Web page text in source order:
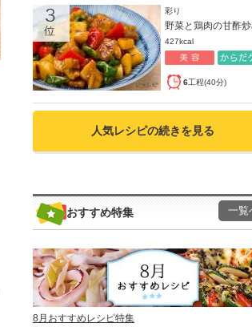
彩り
野菜と鶏肉の甘酢
427kcal
6工程(40分)
人気レシピの続きを見る
おすすめ特集 一覧
8月おすすめレシピ特集